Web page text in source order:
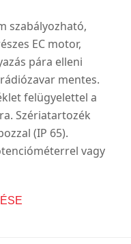
szabályozható,
EC motor,
pára elleni
mentes.
felügyelettel a
Szériatartozék
(IP 65).
vagy